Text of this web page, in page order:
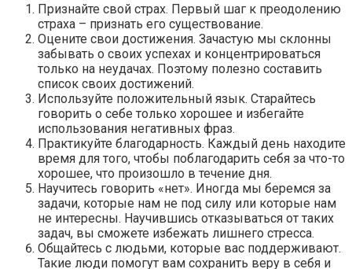
Признайте свой страх. Первый шаг к преодолению
страха – признать его существование.
Оцените свои достижения. Зачастую мы склонны
забывать о своих успехах и концентрироваться
только на неудачах. Поэтому полезно составить
список своих достижений.
Используйте положительный язык. Старайтесь
говорить о себе только хорошее и избегайте
использования негативных фраз.
Практикуйте благодарность. Каждый день находите
время для того, чтобы поблагодарить себя за что-то
хорошее, что произошло в течение дня.
Научитесь говорить «нет». Иногда мы беремся за
задачи, которые нам не под силу или которые нам
не интересны. Научившись отказываться от таких
задач, вы сможете избежать лишнего стресса.
Общайтесь с людьми, которые вас поддерживают.
Такие люди помогут вам сохранить веру в себя и